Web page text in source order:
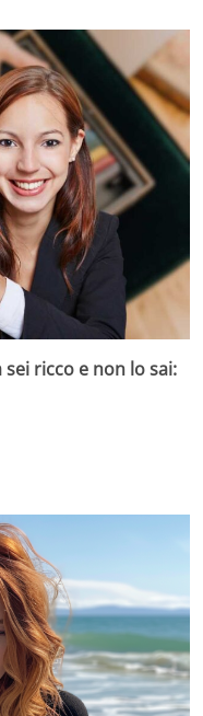
ricco e non lo sai: